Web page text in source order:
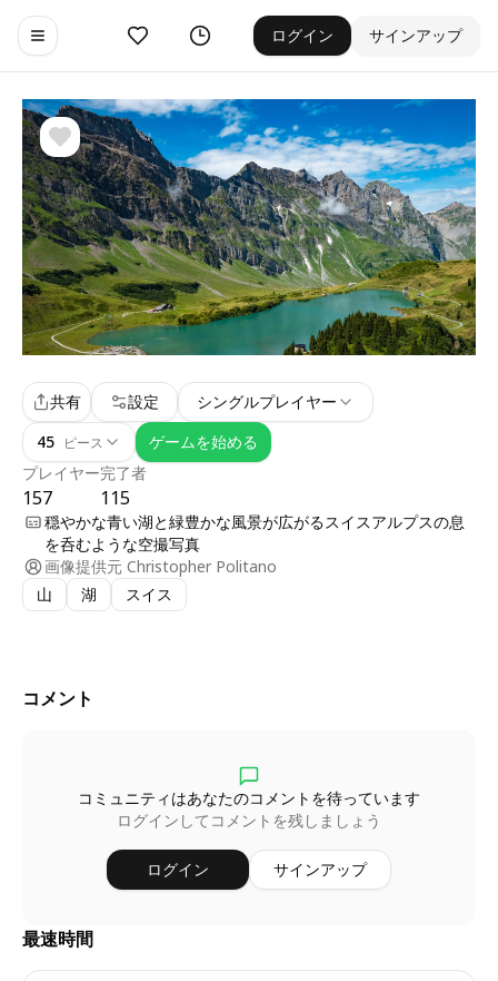
Toggle navigation menu
お気に入りゲーム履歴 ログイン サインアップ
プレイヤー
157
完了者
115
共有 設定
シングルプレイヤー
45 ピース ゲームを始める
穏やかな青い湖と緑豊かな風景が広がるスイスアルプスの息
を呑むような空撮写真
画像提供元 Christopher Politano
山
湖 スイス
コメント
コミュニティはあなたのコメントを待っています
ログインしてコメントを残しましょう
ログイン サインアップ
最速時間